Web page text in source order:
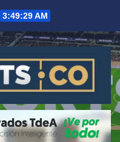
3:49:30 AM